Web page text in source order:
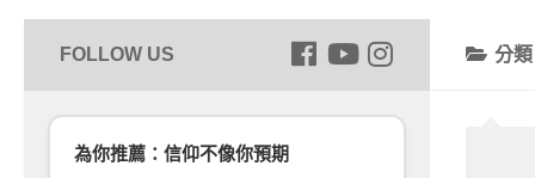
分
為你推薦：信仰不像你預期